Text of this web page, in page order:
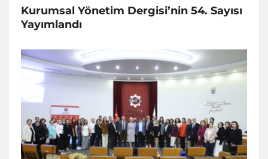
Kurumsal Yönetim Dergisi’nin 54. Sayısı
Yayımlandı